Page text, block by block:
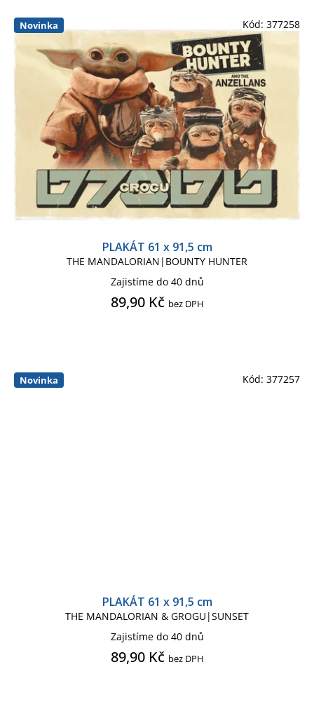
Taška kosmetická necesér
Tričko dámské Tričko dětské
Tričko pánské
Novinka
PLAKÁT 61 x 91,5 cm
THE MANDALORIAN|BOUNTY HUNTER
Zajistíme do 40 dnů
89,90 Kč bez DPH
Kód: 377258
Novinka
PLAKÁT 61 x 91,5 cm
THE MANDALORIAN & GROGU|SUNSET
Zajistíme do 40 dnů
89,90 Kč bez DPH
Kód: 377257